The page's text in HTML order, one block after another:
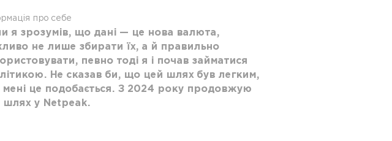
про себе
я зрозумів, що дані — це нова валюта,
не лише збирати їх, а й правильно
певно тоді я і почав займатися
Не сказав би, що цей шлях був легким,
мені це подобається. З 2024 року продовжую
шлях у Netpeak.